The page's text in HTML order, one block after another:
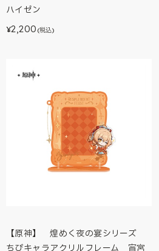
ハイゼン
¥2,200 (税込)
【原神】 煌めく夜の宴シリーズ
ちびキャラアクリルフレーム 宵宮